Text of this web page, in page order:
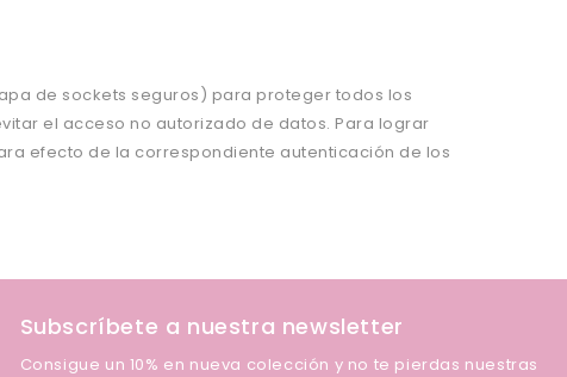
de sockets seguros) para proteger todos los
el acceso no autorizado de datos. Para lograr
efecto de la correspondiente autenticación de los
Subscríbete a nuestra newsletter
Consigue un 10% en nueva colección y no te pierdas nuestras